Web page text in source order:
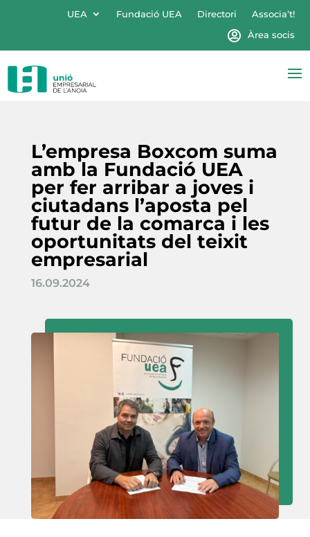
UEA Fundació UEA Directori
Associa’t!
Àrea socis
L’empresa Boxcom suma
amb la Fundació UEA
per fer arribar a joves i
ciutadans l’aposta pel
futur de la comarca i les
oportunitats del teixit
empresarial
16.09.2024